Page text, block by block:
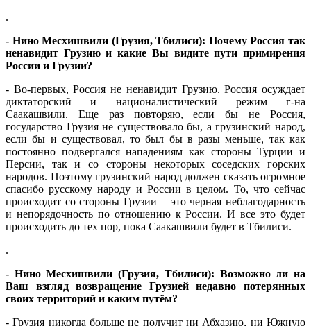
.
- Нино Месхишвили (Грузия, Тбилиси): Почему Россия так
ненавидит Грузию и какие Вы видите пути примирения
России и Грузии?
- Во-первых, Россия не ненавидит Грузию. Россия осуждает
диктаторский и националистический режим г-на
Саакашвили. Еще раз повторяю, если бы не Россия,
государство Грузия не существовало бы, а грузинский народ,
если бы и существовал, то был бы в разы меньше, так как
постоянно подвергался нападениям как стороны Турции и
Персии, так и со стороны некоторых соседских горских
народов. Поэтому грузинский народ должен сказать огромное
спасибо русскому народу и России в целом. То, что сейчас
происходит со стороны Грузии – это черная неблагодарность
и непорядочность по отношению к России. И все это будет
происходить до тех пор, пока Саакашвили будет в Тбилиси.
.
- Нино Месхишвили (Грузия, Тбилиси): Возможно ли на
Ваш взгляд возвращение Грузией недавно потерянных
своих территорий и каким путём?
- Грузия никогда больше не получит ни Абхазию, ни Южную